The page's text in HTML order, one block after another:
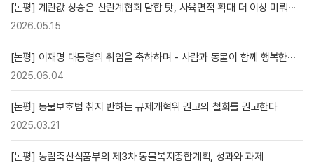
[논평] 계란값 상승은 산란계협회 담합 탓, 사육면적 확대 더 이상 미뤄···
2026.05.15
[논평] 이재명 대통령의 취임을 축하하며 - 사람과 동물이 함께 행복한···
2025.06.04
[논평] 동물보호법 취지 반하는 규제개혁위 권고의 철회를 권고한다
2025.03.21
[논평] 농림축산식품부의 제3차 동물복지종합계획, 성과와 과제